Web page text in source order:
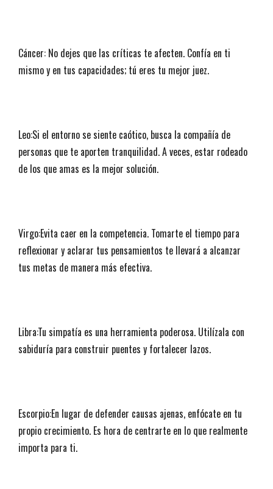
Cáncer: No dejes que las críticas te afecten. Confía en ti
mismo y en tus capacidades; tú eres tu mejor juez.
Leo:Si el entorno se siente caótico, busca la compañía de
personas que te aporten tranquilidad. A veces, estar rodeado
de los que amas es la mejor solución.
Virgo:Evita caer en la competencia. Tomarte el tiempo para
reflexionar y aclarar tus pensamientos te llevará a alcanzar
tus metas de manera más efectiva.
Libra:Tu simpatía es una herramienta poderosa. Utilízala con
sabiduría para construir puentes y fortalecer lazos.
Escorpio:En lugar de defender causas ajenas, enfócate en tu
propio crecimiento. Es hora de centrarte en lo que realmente
importa para ti.